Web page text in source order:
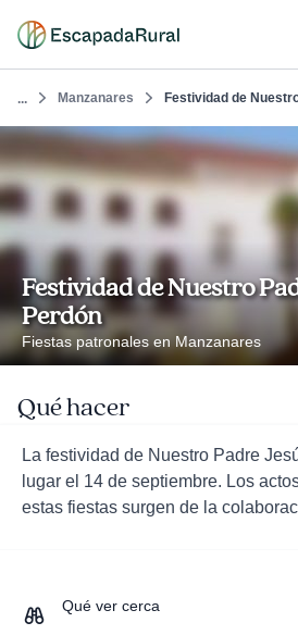
... Manzanares Festividad de
Festividad de Nuestro
Perdón
Fiestas patronales en Manzanares
Qué hacer
La festividad de Nuestro Padre
lugar el 14 de septiembre. Los
estas fiestas surgen de la
Qué ver cerca